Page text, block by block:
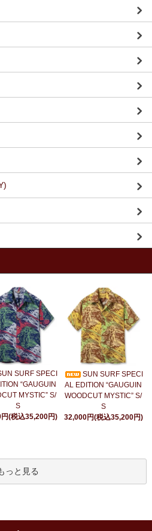
SURF SPECI
“GAUGUIN
MYSTIC” S/
S
(税込35,200円)
SUN SURF SPECI
AL EDITION “GAUGUIN
WOODCUT MYSTIC” S/
S
32,000円(税込35,200円)
っと見る